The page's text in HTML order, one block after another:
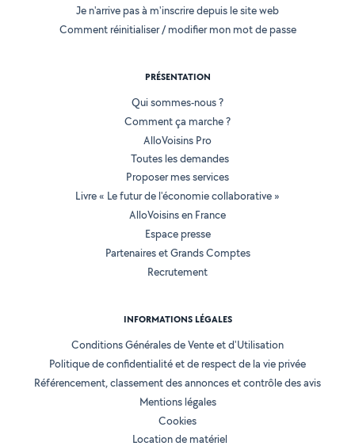
Je n'arrive pas à m'inscrire depuis le site web
Comment réinitialiser / modifier mon mot de passe
PRÉSENTATION
Qui sommes-nous ?
Comment ça marche ?
AlloVoisins Pro
Toutes les demandes
Proposer mes services
Livre « Le futur de l'économie collaborative »
AlloVoisins en France
Espace presse
Partenaires et Grands Comptes
Recrutement
INFORMATIONS LÉGALES
Conditions Générales de Vente et d'Utilisation
Politique de confidentialité et de respect de la vie privée
Référencement, classement des annonces et contrôle des avis
Mentions légales
Cookies
Location de matériel